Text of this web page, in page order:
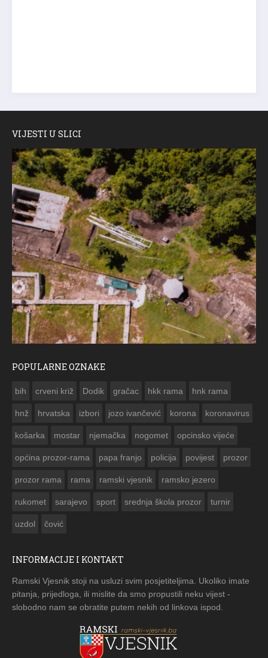
VIJESTI U SLICI
POPULARNE OZNAKE
bih crveni križ Dodik gračac hkk rama hnk rama
hnž hrvatska izbori jozo ivančević korona koronavirus
košarka mostar njemačka nogomet opcinsko vijeće
općina prozor-rama papa franjo policija povijest prozor
prozor rama rama ramski vjesnik ramsko jezero
rukomet sarajevo sport srednja škola prozor turnir
uzdol čović
INFORMACIJE I KONTAKT
Ramski Vjesnik stoji na usluzi svim posjetiteljima. Ukoliko imate
pitanja, prijedloga, ili mislite da smo propustili neku vijest -
slobodno nam se obratite putem nekih od linkova ispod.